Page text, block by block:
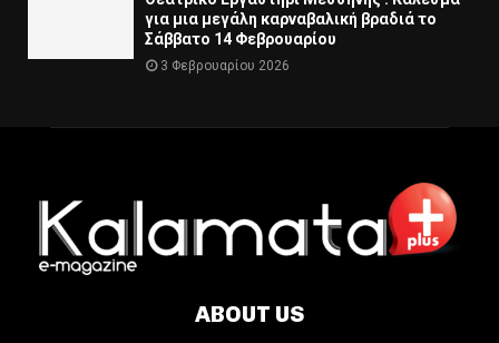
για μια μεγάλη καρναβαλική βραδιά το
Σάββατο 14 Φεβρουαρίου
3 Φεβρουαρίου 2026
ABOUT US